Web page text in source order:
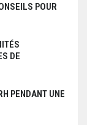
POUR
DE
PENDANT UNE